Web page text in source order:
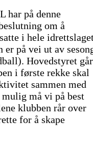
har på denne
om å
i hele
på vei ut av
Hovedstyret går
i første rekke skal
sammen med
må vi på best
klubben rår over
for å skape